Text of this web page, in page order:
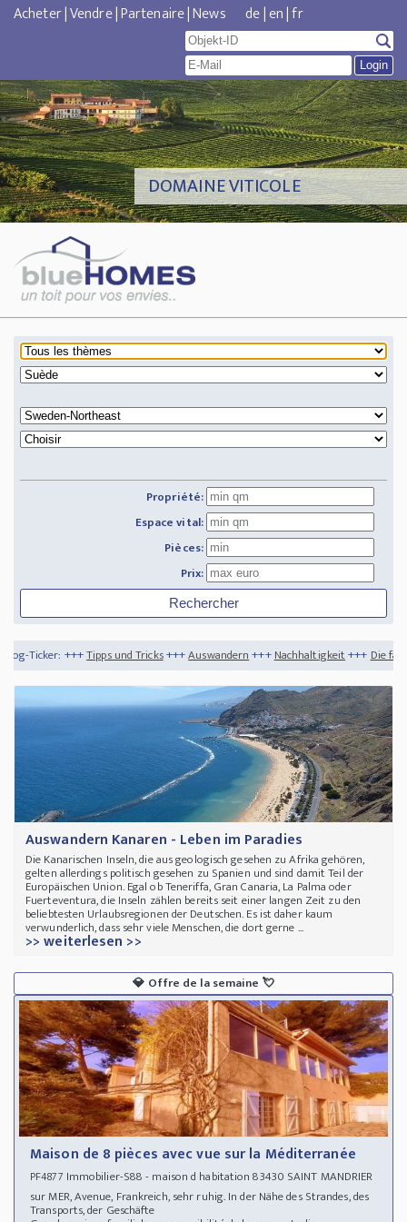
Acheter|Vendre|Partenaire|News de|en|fr
DOMAINE VITICOLE
Propriété:
Espace vital:
Pièces:
Prix:
und Tricks+++Auswandern+++Nachhaltigkeit+++Die faszinierendsten
Auswandern Kanaren - Leben im Paradies
Die Kanarischen Inseln, die aus geologisch gesehen zu Afrika gehören,
gelten allerdings politisch gesehen zu Spanien und sind damit Teil der
Europäischen Union. Egal ob Teneriffa, Gran Canaria, La Palma oder
Fuerteventura, die Inseln zählen bereits seit einer langen Zeit zu den
beliebtesten Urlaubsregionen der Deutschen. Es ist daher kaum
verwunderlich, dass sehr viele Menschen, die dort gerne ...
>> weiterlesen >>
💎 Offre de la semaine 💘
Maison de 8 pièces avec vue sur la Méditerranée
PF4877 Immobilier-S88 - maison d habitation 83430 SAINT MANDRIER
sur MER, Avenue, Frankreich, sehr ruhig. In der Nähe des Strandes, des
Transports, der Geschäfte